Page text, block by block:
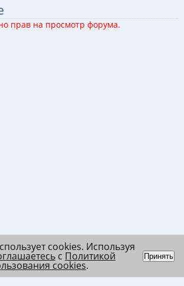
прав на просмотр форума.
cookies. Используя
с Политикой
cookies.
Принять